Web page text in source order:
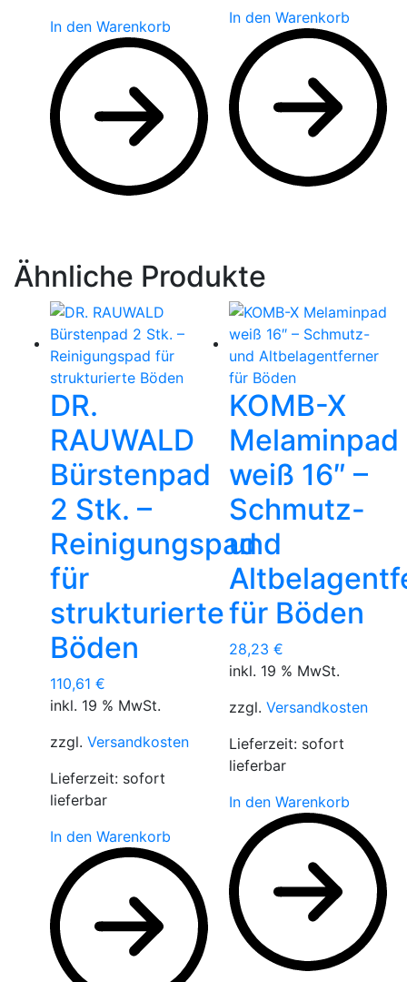
In den Warenkorb
In den Warenkorb
Ähnliche Produkte
DR.
RAUWALD
Bürstenpad
2 Stk. –
Reinigungspad
für
strukturierte
Böden
110,61 €
inkl. 19 % MwSt.
zzgl. Versandkosten
Lieferzeit: sofort
lieferbar
In den Warenkorb
KOMB-X
Melaminpad
weiß 16″ –
Schmutz-
und
für Böden
28,23 €
inkl. 19 % MwSt.
zzgl. Versandkosten
Lieferzeit: sofort
lieferbar
In den Warenkorb